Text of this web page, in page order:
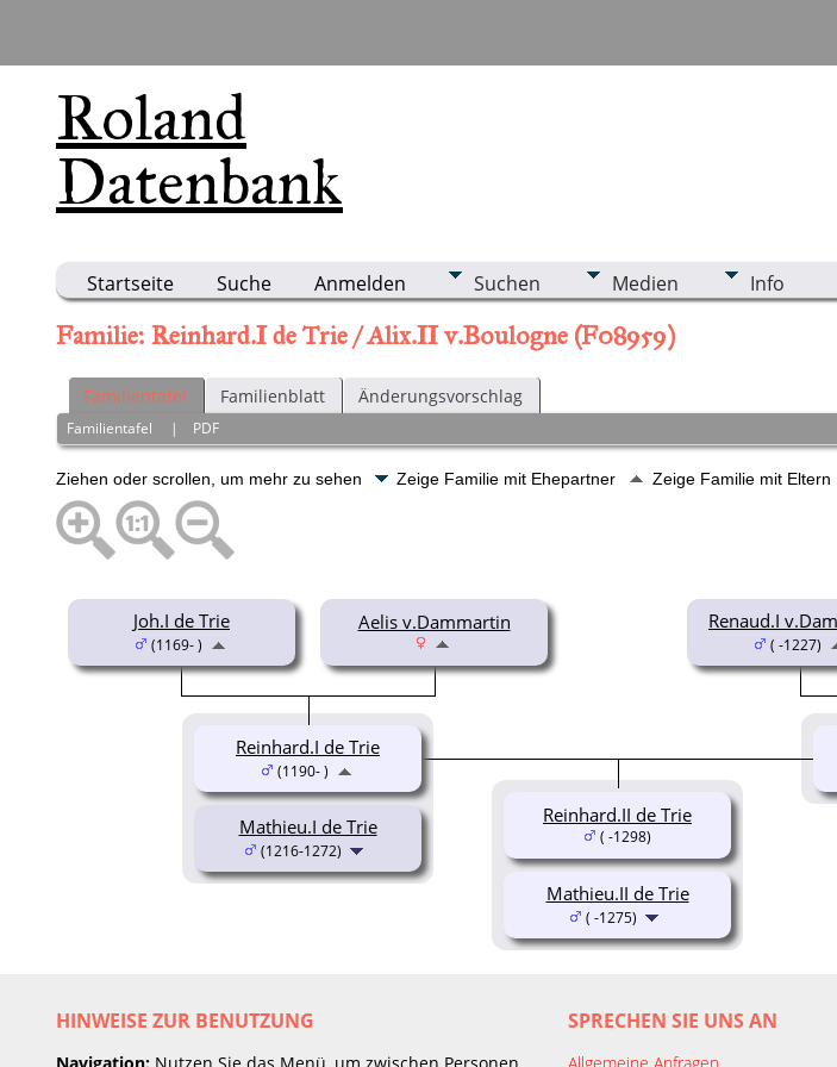
Roland
Datenbank
Startseite Suche Anmelden Suchen Medien Info
Familie: Reinhard.I de Trie / Alix.II v.Boulogne (F08959)
Familientafel Familienblatt Änderungsvorschlag
Familientafel | PDF
Ziehen oder scrollen, um mehr zu sehen Zeige Familie mit Ehepartner Zeige Familie mit Eltern
Joh.I de Trie
(1169- )
Aelis v.Dammartin
Mathieu.I de Trie
(1216-1272)
Renaud.I
( -1227)
Reinhard.I de Trie
(1190- )
Reinhard.II de Trie
( -1298)
Mathieu.II de Trie
( -1275)
HINWEISE ZUR BENUTZUNG
Navigation: Nutzen Sie das Menü, um zwischen Personen,
SPRECHEN SIE UNS AN
Allgemeine Anfragen